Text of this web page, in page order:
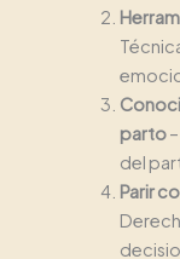
parto
del
Parir